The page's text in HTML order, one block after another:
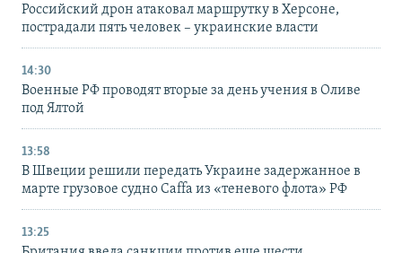
Российский дрон атаковал маршрутку в Херсоне,
пострадали пять человек – украинские власти
14:30
Военные РФ проводят вторые за день учения в Оливе
под Ялтой
13:58
В Швеции решили передать Украине задержанное в
марте грузовое судно Caffa из «теневого флота» РФ
13:25